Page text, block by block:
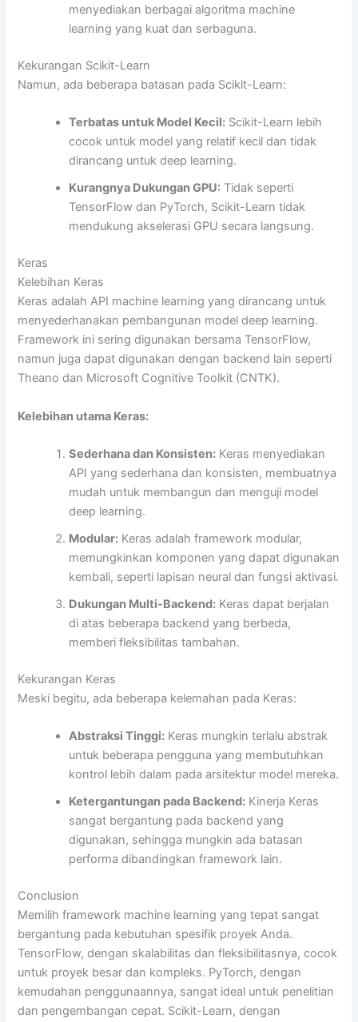
menyediakan berbagai algoritma machine
learning yang kuat dan serbaguna.
Kekurangan Scikit-Learn
Namun, ada beberapa batasan pada Scikit-Learn:
Terbatas untuk Model Kecil: Scikit-Learn lebih
cocok untuk model yang relatif kecil dan tidak
dirancang untuk deep learning.
Kurangnya Dukungan GPU: Tidak seperti
TensorFlow dan PyTorch, Scikit-Learn tidak
mendukung akselerasi GPU secara langsung.
Keras
Kelebihan Keras
Keras adalah API machine learning yang dirancang untuk
menyederhanakan pembangunan model deep learning.
Framework ini sering digunakan bersama TensorFlow,
namun juga dapat digunakan dengan backend lain seperti
Theano dan Microsoft Cognitive Toolkit (CNTK).
Kelebihan utama Keras:
Sederhana dan Konsisten: Keras menyediakan
API yang sederhana dan konsisten, membuatnya
mudah untuk membangun dan menguji model
deep learning.
Modular: Keras adalah framework modular,
memungkinkan komponen yang dapat digunakan
kembali, seperti lapisan neural dan fungsi aktivasi.
Dukungan Multi-Backend: Keras dapat berjalan
di atas beberapa backend yang berbeda,
memberi fleksibilitas tambahan.
Kekurangan Keras
Meski begitu, ada beberapa kelemahan pada Keras:
Abstraksi Tinggi: Keras mungkin terlalu abstrak
untuk beberapa pengguna yang membutuhkan
kontrol lebih dalam pada arsitektur model mereka.
Ketergantungan pada Backend: Kinerja Keras
sangat bergantung pada backend yang
digunakan, sehingga mungkin ada batasan
performa dibandingkan framework lain.
Conclusion
Memilih framework machine learning yang tepat sangat
bergantung pada kebutuhan spesifik proyek Anda.
TensorFlow, dengan skalabilitas dan fleksibilitasnya, cocok
untuk proyek besar dan kompleks. PyTorch, dengan
kemudahan penggunaannya, sangat ideal untuk penelitian
dan pengembangan cepat. Scikit-Learn, dengan